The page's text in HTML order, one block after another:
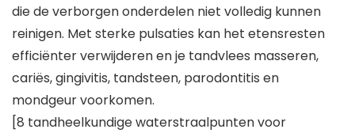
die de verborgen onderdelen niet volledig kunnen
reinigen. Met sterke pulsaties kan het etensresten
efficiënter verwijderen en je tandvlees masseren,
cariës, gingivitis, tandsteen, parodontitis en
mondgeur voorkomen.
[8 tandheelkundige waterstraalpunten voor